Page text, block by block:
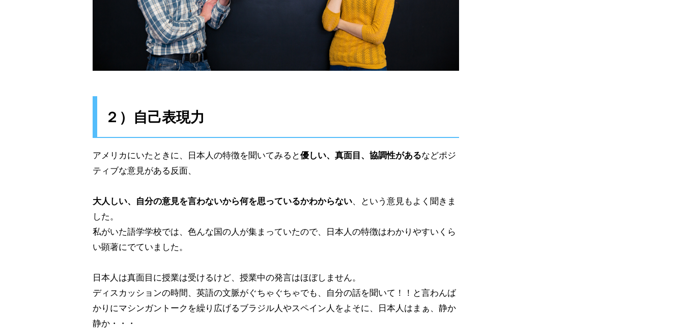
２）自己表現力
アメリカにいたときに、日本人の特徴を聞いてみると優しい、真面目、協調性があるなどポジ
ティブな意見がある反面、
大人しい、自分の意見を言わないから何を思っているかわからない、という意見もよく聞きま
した。
私がいた語学学校では、色んな国の人が集まっていたので、日本人の特徴はわかりやすいくら
い顕著にでていました。
日本人は真面目に授業は受けるけど、授業中の発言はほぼしません。
ディスカッションの時間、英語の文脈がぐちゃぐちゃでも、自分の話を聞いて！！と言わんば
かりにマシンガントークを繰り広げるブラジル人やスペイン人をよそに、日本人はまぁ、静か
静か・・・